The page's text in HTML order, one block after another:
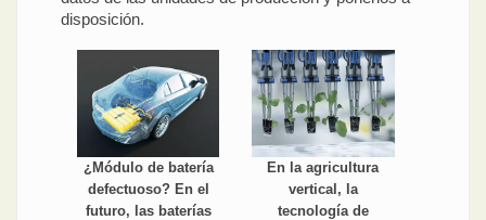
disposición.
¿Módulo de batería
defectuoso? En el
futuro, las baterías
En la agricultura
vertical, la
tecnología de